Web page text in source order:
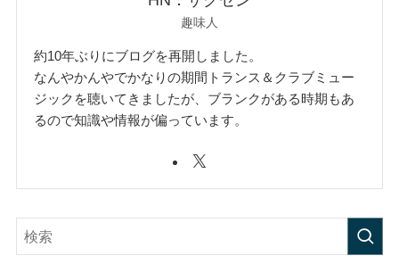
趣味人
約10年ぶりにブログを再開しました。
なんやかんやでかなりの期間トランス＆クラブミュー
ジックを聴いてきましたが、ブランクがある時期もあ
るので知識や情報が偏っています。